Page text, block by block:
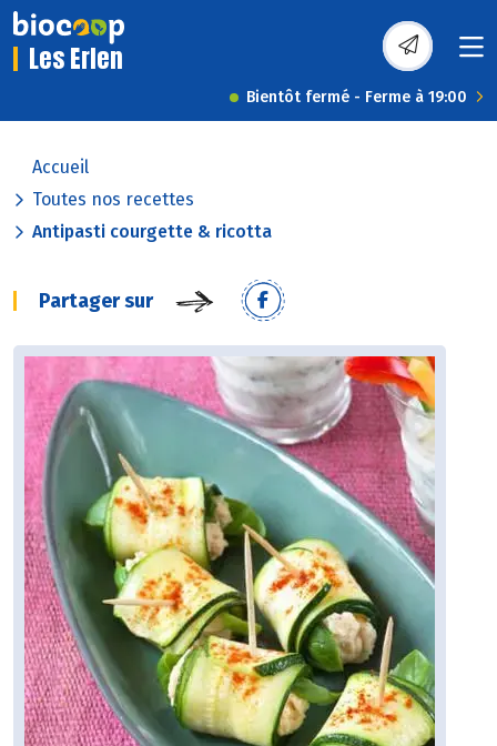
Les Erlen
Bientôt fermé - Ferme à 19:00
Accueil
Toutes nos recettes
Antipasti courgette & ricotta
Partager sur